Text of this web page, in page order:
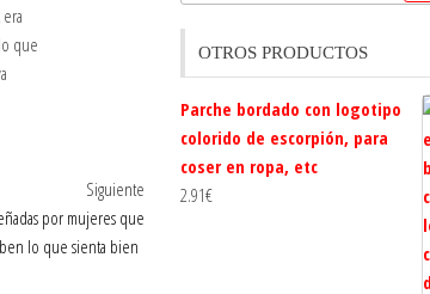
que
Entrada
siguiente
Siguiente
por mujeres que
lo que sienta bien
OTROS PRODUCTOS
Parche bordado con logotipo
colorido de escorpión, para
coser en ropa, etc
2.91€